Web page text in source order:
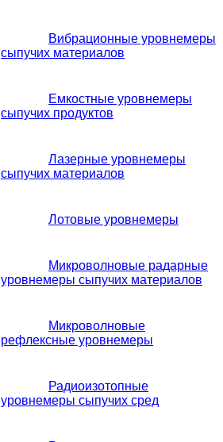
Вибрационные уровнемеры
сыпучих материалов
Емкостные уровнемеры
сыпучих продуктов
Лазерные уровнемеры
сыпучих материалов
Лотовые уровнемеры
Микроволновые радарные
уровнемеры сыпучих материалов
Микроволновые
рефлексные уровнемеры
Радиоизотопные
уровнемеры сыпучих сред